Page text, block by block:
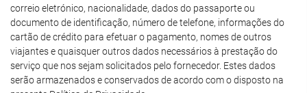
correio eletrónico, nacionalidade, dados do passaporte ou
documento de identificação, número de telefone, informações do
cartão de crédito para efetuar o pagamento, nomes de outros
viajantes e quaisquer outros dados necessários à prestação do
serviço que nos sejam solicitados pelo fornecedor. Estes dados
serão armazenados e conservados de acordo com o disposto na